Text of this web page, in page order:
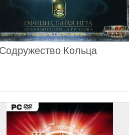
Кольца